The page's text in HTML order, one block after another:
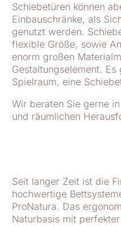
Schiebetüren können
Einbauschränke, als
genutzt werden.
flexible Größe, sowie
enorm großen
Gestaltungselement.
Spielraum, eine
Wir beraten Sie gerne
und räumlichen
Seit langer Zeit ist die
hochwertige
ProNatura. Das
Naturbasis mit